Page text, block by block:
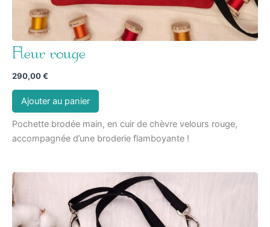
Fleur rouge
290,00€
Ajouter au panier
Pochette brodée main, en cuir de chèvre velours rouge,
accompagnée d’une broderie flamboyante !